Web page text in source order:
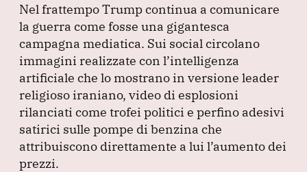
Nel frattempo Trump continua a comunicare
la guerra come fosse una gigantesca
campagna mediatica. Sui social circolano
immagini realizzate con l’intelligenza
artificiale che lo mostrano in versione leader
religioso iraniano, video di esplosioni
rilanciati come trofei politici e perfino adesivi
satirici sulle pompe di benzina che
attribuiscono direttamente a lui l’aumento dei
prezzi.